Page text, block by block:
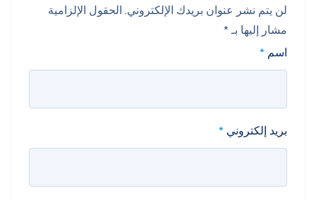
لن يتم نشر عنوان بريدك الإلكتروني.الحقول الإلزامية
مشار إليها بـ*
اسم*
بريد إلكتروني*